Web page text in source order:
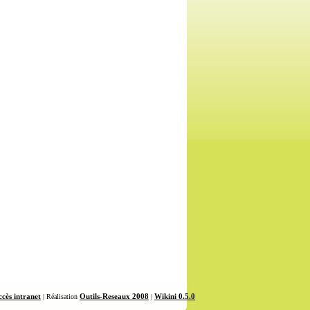
intranet | Réalisation Outils-Reseaux 2008 | Wikini 0.5.0